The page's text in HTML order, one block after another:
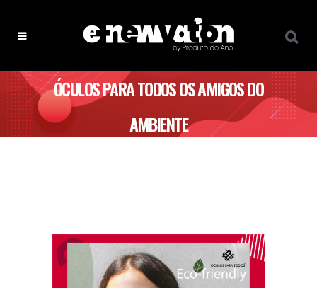
ÓCULOS PARA TODOS OS AMIGOS DO
AMBIENTE